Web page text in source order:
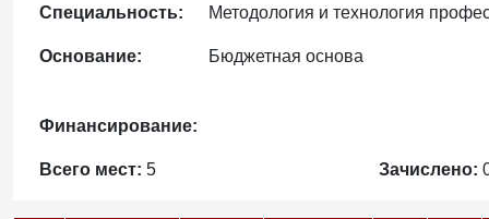
Специальность: Методология и технология
Основание: Бюджетная основа
Финансирование:
Всего мест: 5 Зачислено: